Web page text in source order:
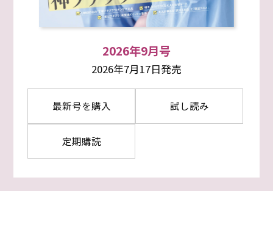
2026年9月号
2026年7月17日発売
最新号を購入 試し読み
定期購読